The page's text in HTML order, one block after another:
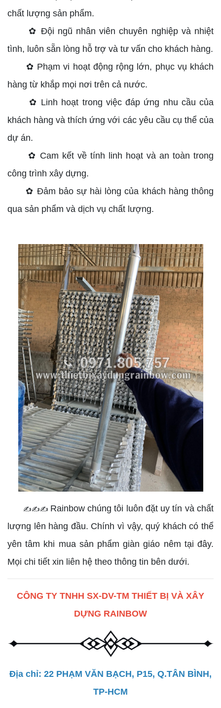
chất lượng sản phẩm.
✿ Đội ngũ nhân viên chuyên nghiệp và nhiệt
tình, luôn sẵn lòng hỗ trợ và tư vấn cho khách hàng.
✿ Phạm vi hoạt động rộng lớn, phục vụ khách
hàng từ khắp mọi nơi trên cả nước.
✿ Linh hoạt trong việc đáp ứng nhu cầu của
khách hàng và thích ứng với các yêu cầu cụ thể của
dự án.
✿ Cam kết về tính linh hoạt và an toàn trong
công trình xây dựng.
✿ Đảm bảo sự hài lòng của khách hàng thông
qua sản phẩm và dịch vụ chất lượng.
✍✍✍ Rainbow chúng tôi luôn đặt uy tín và chất
lượng lên hàng đầu. Chính vì vậy, quý khách có thể
yên tâm khi mua sản phẩm giàn giáo nêm tại đây.
Mọi chi tiết xin liên hệ theo thông tin bên dưới.
CÔNG TY TNHH SX-DV-TM THIẾT BỊ VÀ XÂY
DỰNG RAINBOW
Địa chỉ: 22 PHẠM VĂN BẠCH, P15, Q.TÂN BÌNH,
TP-HCM